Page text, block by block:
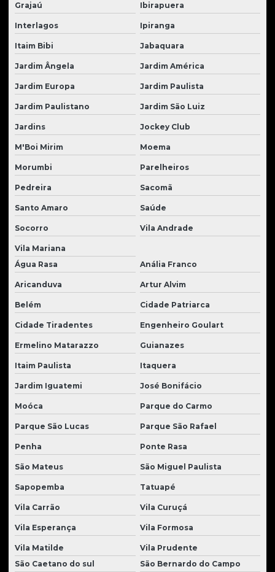
Peças para tratores
Peças para tratores caterpillar
Peças para tratores de esteira
Peças para tratores new holland
Peças para tratores volvo
Peças usadas para tratores
Pinos e buchas para tratores
Pistão hidráulico para trator
Pneus para carregadeiras
Radiador de óleo para tratores
Reforma de motores de tratores
Reforma de tratores
Retifica de motores de tratores
Retroescavadeira usada
Retroescavadeira usada para venda
Retroescavadeira à venda
Roda para carregadeira
Rolamentos para tratores
Rolete para tratores
Rolos compactadores usados
Solenoides para tratores
Grajaú Ibirapuera
Interlagos Ipiranga
Itaim Bibi Jabaquara
Jardim Ângela Jardim América
Jardim Europa Jardim Paulista
Jardim Paulistano Jardim São Luiz
Jardins Jockey Club
M'Boi Mirim Moema
Morumbi Parelheiros
Pedreira Sacomã
Santo Amaro Saúde
Socorro Vila Andrade
Vila Mariana
Água Rasa
Anália Franco
Aricanduva Artur Alvim
Belém Cidade Patriarca
Cidade Tiradentes Engenheiro Goulart
Ermelino Matarazzo Guianazes
Itaim Paulista Itaquera
Jardim Iguatemi José Bonifácio
Moóca Parque do Carmo
Parque São Lucas Parque São Rafael
Penha Ponte Rasa
São Mateus São Miguel Paulista
Sapopemba Tatuapé
Vila Carrão Vila Curuçá
Vila Esperança Vila Formosa
Vila Matilde
Vila Prudente
São Caetano do sul
São Bernardo do Campo